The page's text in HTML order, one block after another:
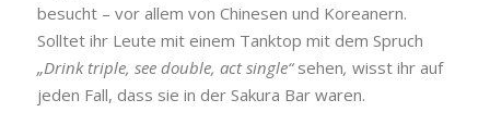
besucht – vor allem von Chinesen und Koreanern.
Solltet ihr Leute mit einem Tanktop mit dem Spruch
„Drink triple, see double, act single“sehen,wisst ihr auf
jeden Fall, dass sie in der Sakura Bar waren.